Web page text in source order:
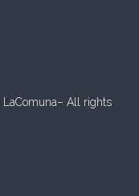
LaComuna– All rights